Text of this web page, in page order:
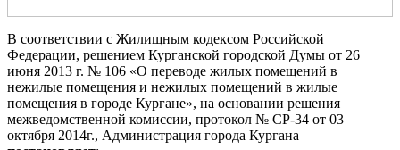
В соответствии с Жилищным кодексом Российской
Федерации, решением Курганской городской Думы от 26
июня 2013 г. № 106 «О переводе жилых помещений в
нежилые помещения и нежилых помещений в жилые
помещения в городе Кургане», на основании решения
межведомственной комиссии, протокол № СР-34 от 03
октября 2014г., Администрация города Кургана